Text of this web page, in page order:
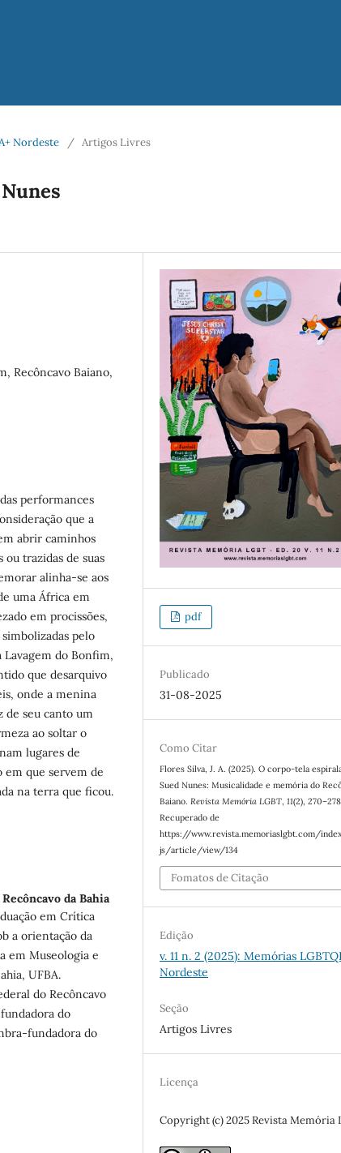
Nordeste / Artigos Livres
Recôncavo Baiano,
performances
que a
abrir caminhos
trazidas de suas
alinha-se aos
uma África em
em procissões,
pelo
Lavagem do Bonfim,
que desarquivo
onde a menina
de seu canto um
ao soltar o
lugares de
em que servem de
na terra que ficou.
da Bahia
em Crítica
a orientação da
em Museologia e
UFBA.
do Recôncavo
do
fundadora do
pdf
Publicado
31-08-2025
Como Citar
Flores Silva, J. A. (2025). O corpo-tela
Sued Nunes: Musicalidade e memória do
Baiano. Revista Memória LGBT ,11(2), 270–278.
Recuperado de
https://www.revista.memoriaslgbt.com/
js/article/view/134
Fomatos de Citação
Edição
v. 11 n. 2 (2025): Memórias
Nordeste
Seção
Artigos Livres
Licença
Copyright (c) 2025 Revista Memória